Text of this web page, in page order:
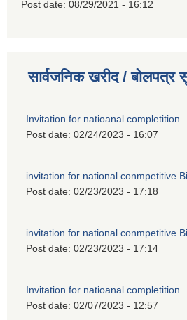
Post date: 08/29/2021 - 16:12
सार्वजनिक खरीद / बोलपत्र
Invitation for natioanal completition
Post date: 02/24/2023 - 16:07
invitation for national conmpetitive
Post date: 02/23/2023 - 17:18
invitation for national conmpetitive
Post date: 02/23/2023 - 17:14
Invitation for natioanal completition
Post date: 02/07/2023 - 12:57